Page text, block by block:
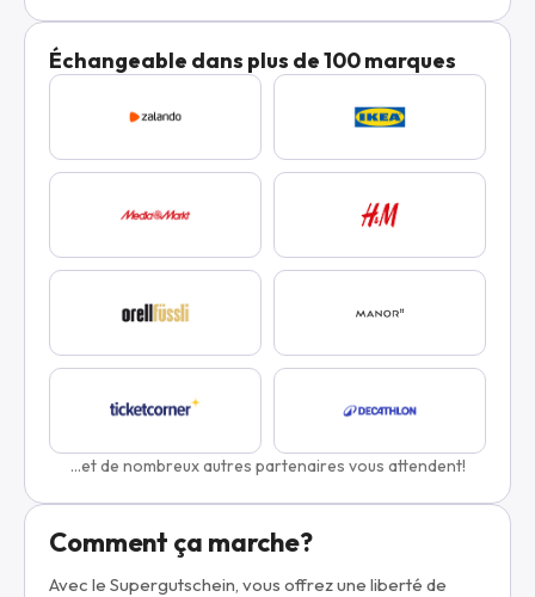
Échangeable dans plus de 100 marques
...et de nombreux autres partenaires vous attendent!
Comment ça marche?
Avec le Supergutschein, vous offrez une liberté de